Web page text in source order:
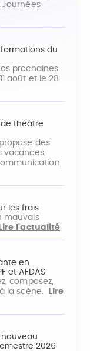
Journées
du
prochaines
août et le 28
théâtre
des
vacances,
les frais
mauvais
Lire l'actualité
en
et AFDAS
composez,
la scène.
Lire
nouveau
2026